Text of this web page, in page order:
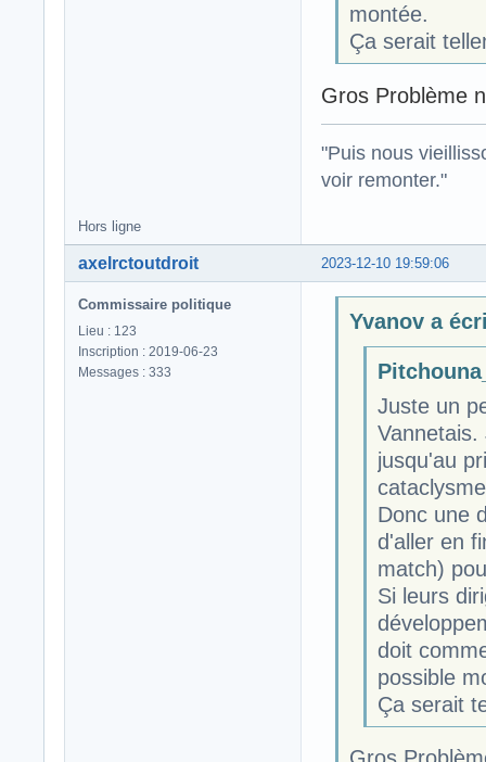
montée.
Ça serait
Gros Problème
"Puis nous
voir remonter."
Hors ligne
2023-12-10 19:59:06
axelrctoutdroit
Commissaire politique
Lieu : 123
Inscription : 2019-06-23
Messages : 333
Yvanov a
Juste un
jusqu'au
Donc une
d'aller en
match)
Si leurs
doit
possible
Ça serait